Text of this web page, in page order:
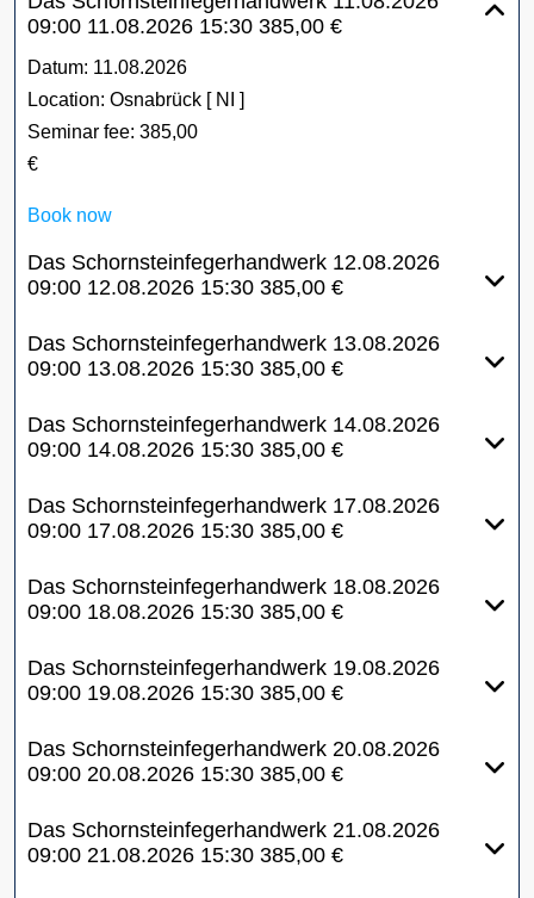
09:00 11.08.2026 15:30 385,00 €
Datum: 11.08.2026
Location: Osnabrück [ NI ]
Seminar fee: 385,00
€
Book now
Das Schornsteinfegerhandwerk 12.08.2026
09:00 12.08.2026 15:30 385,00 €
Das Schornsteinfegerhandwerk 13.08.2026
09:00 13.08.2026 15:30 385,00 €
Das Schornsteinfegerhandwerk 14.08.2026
09:00 14.08.2026 15:30 385,00 €
Das Schornsteinfegerhandwerk 17.08.2026
09:00 17.08.2026 15:30 385,00 €
Das Schornsteinfegerhandwerk 18.08.2026
09:00 18.08.2026 15:30 385,00 €
Das Schornsteinfegerhandwerk 19.08.2026
09:00 19.08.2026 15:30 385,00 €
Das Schornsteinfegerhandwerk 20.08.2026
09:00 20.08.2026 15:30 385,00 €
Das Schornsteinfegerhandwerk 21.08.2026
09:00 21.08.2026 15:30 385,00 €